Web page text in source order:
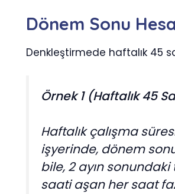
Dönem Sonu
Denkleştirmede haftalık 45
Örnek 1 (Haftalık 45
Haftalık çalışma
işyerinde, dönem
bile, 2 ayın
saati aşan her saat